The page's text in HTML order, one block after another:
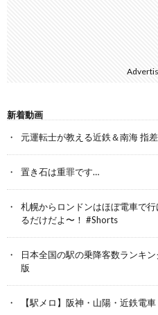
新着動画
元運転士が教える近鉄＆南海 指
置き石は重罪です…
札幌からロンドンはほぼ電車で
るだけだよ〜！ #Shorts
日本全国の駅の乗降客数ランキ
版
【駅メロ】阪神・山陽・近鉄電